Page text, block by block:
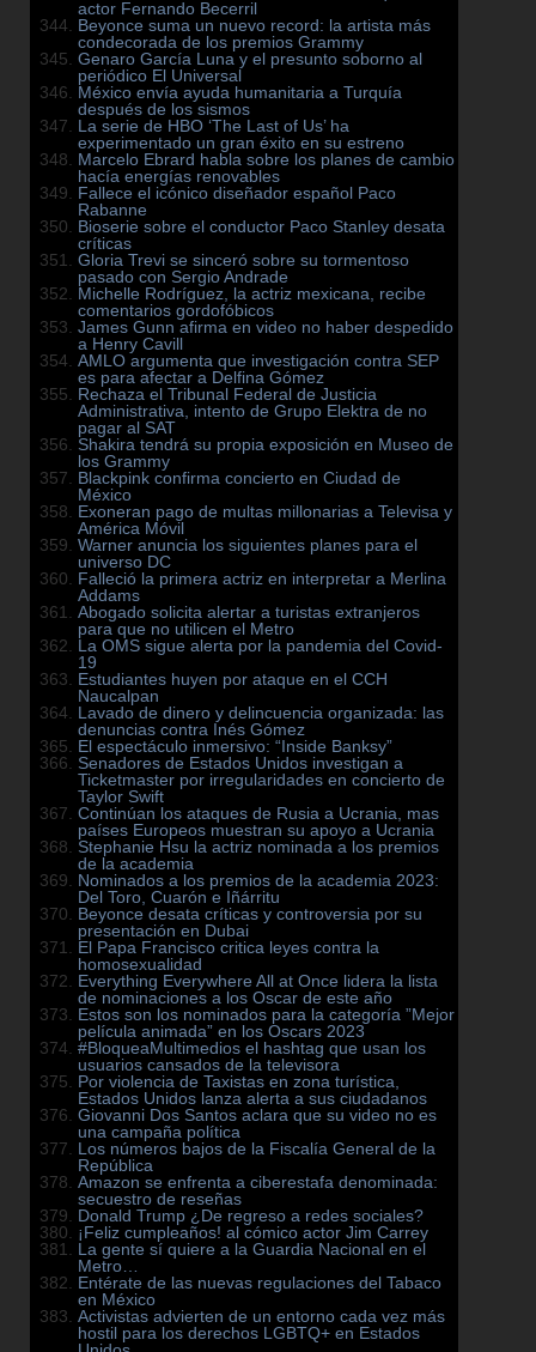
actor Fernando Becerril
Beyonce suma un nuevo record: la artista más
condecorada de los premios Grammy
Genaro García Luna y el presunto soborno al
periódico El Universal
México envía ayuda humanitaria a Turquía
después de los sismos
La serie de HBO ‘The Last of Us’ ha
experimentado un gran éxito en su estreno
Marcelo Ebrard habla sobre los planes de cambio
hacía energías renovables
Fallece el icónico diseñador español Paco
Rabanne
Bioserie sobre el conductor Paco Stanley desata
críticas
Gloria Trevi se sinceró sobre su tormentoso
pasado con Sergio Andrade
Michelle Rodríguez, la actriz mexicana, recibe
comentarios gordofóbicos
James Gunn afirma en video no haber despedido
a Henry Cavill
AMLO argumenta que investigación contra SEP
es para afectar a Delfina Gómez
Rechaza el Tribunal Federal de Justicia
Administrativa, intento de Grupo Elektra de no
pagar al SAT
Shakira tendrá su propia exposición en Museo de
los Grammy
Blackpink confirma concierto en Ciudad de
México
Exoneran pago de multas millonarias a Televisa y
América Móvil
Warner anuncia los siguientes planes para el
universo DC
Falleció la primera actriz en interpretar a Merlina
Addams
Abogado solicita alertar a turistas extranjeros
para que no utilicen el Metro
La OMS sigue alerta por la pandemia del Covid-
19
Estudiantes huyen por ataque en el CCH
Naucalpan
Lavado de dinero y delincuencia organizada: las
denuncias contra Inés Gómez
El espectáculo inmersivo: “Inside Banksy”
Senadores de Estados Unidos investigan a
Ticketmaster por irregularidades en concierto de
Taylor Swift
Continúan los ataques de Rusia a Ucrania, mas
países Europeos muestran su apoyo a Ucrania
Stephanie Hsu la actriz nominada a los premios
de la academia
Nominados a los premios de la academia 2023:
Del Toro, Cuarón e Iñárritu
Beyonce desata críticas y controversia por su
presentación en Dubai
El Papa Francisco critica leyes contra la
homosexualidad
Everything Everywhere All at Once lidera la lista
de nominaciones a los Oscar de este año
Estos son los nominados para la categoría ”Mejor
película animada” en los Oscars 2023
#BloqueaMultimedios el hashtag que usan los
usuarios cansados de la televisora
Por violencia de Taxistas en zona turística,
Estados Unidos lanza alerta a sus ciudadanos
Giovanni Dos Santos aclara que su video no es
una campaña política
Los números bajos de la Fiscalía General de la
República
Amazon se enfrenta a ciberestafa denominada:
secuestro de reseñas
Donald Trump ¿De regreso a redes sociales?
¡Feliz cumpleaños! al cómico actor Jim Carrey
La gente sí quiere a la Guardia Nacional en el
Metro…
Entérate de las nuevas regulaciones del Tabaco
en México
Activistas advierten de un entorno cada vez más
hostil para los derechos LGBTQ+ en Estados